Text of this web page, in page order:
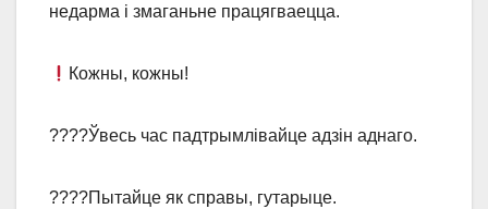
недарма і змаганьне працягваецца.
Кожны, кожны!
????Ўвесь час падтрымлівайце адзін аднаго.
????Пытайце як справы, гутарыце.